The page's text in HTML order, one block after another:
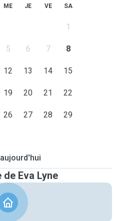
ME JE VE SA
1
5 6 7 8
12 13 14 15
19 20 21 22
26 27 28 29
Eva Lyne